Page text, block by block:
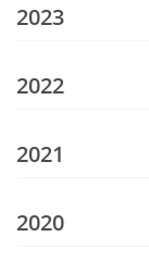
2023
2022
2021
2020